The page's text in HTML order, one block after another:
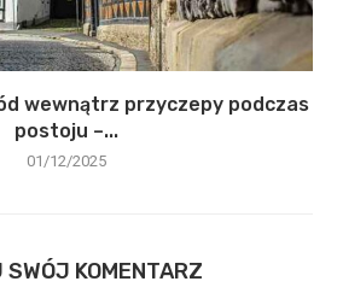
wewnątrz przyczepy podczas
postoju –...
01/12/2025
SWÓJ KOMENTARZ